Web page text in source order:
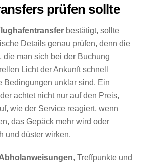
prüfen sollte
bestätigt, sollte
Details genau prüfen, denn die
die man sich bei der Buchung
Licht der Ankunft schnell
Bedingungen unklar sind. Ein
achtet nicht nur auf den Preis,
wie der Service reagiert, wenn
das Gepäck mehr wird oder
und düster wirken.
, Treffpunkte und